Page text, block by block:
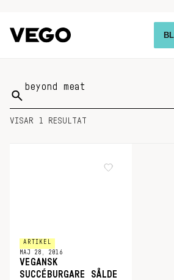
Sök
på:
VISAR 1 RESULTAT
ARTIKEL
MAJ 28, 2016
VEGANSK
SUCCÉBURGARE SÅLDE